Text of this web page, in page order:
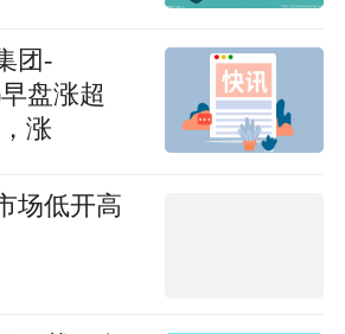
团-
盘涨超
涨
场低开高